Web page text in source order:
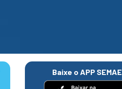
Baixe o APP SEMAE